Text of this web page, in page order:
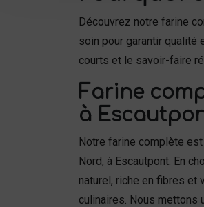
Découvrez notre farine
soin pour garantir qualité
courts et le savoir-faire
Farine
à
Notre farine complète
Nord, à Escautpont. En
naturel, riche en fibres et
culinaires. Nous mettons